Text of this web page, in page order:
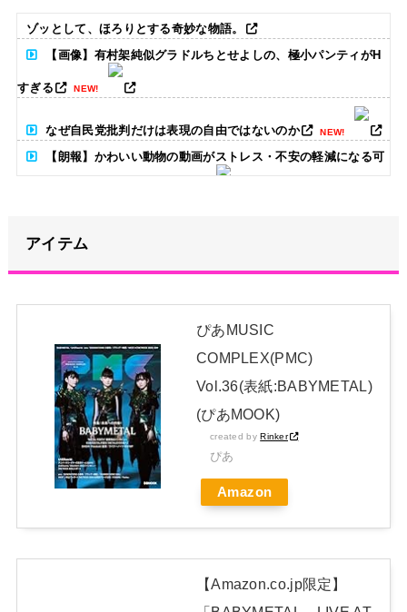
ゾッとして、ほろりとする奇妙な物語。
【画像】有村架純似グラドルちとせよしの、極小パンティがH
すぎる NEW!
なぜ自民党批判だけは表現の自由ではないのか NEW!
【朗報】かわいい動物の動画がストレス・不安の軽減になる可
【朗報】高瀬くるみ＆浅倉樹々がランチ「ききちゃんって呼ん
で？今日から友達ね！」
日本独自企画・限定生産盤「METAL FORTH (DELUXE
JAPAN EDITION)」着弾
【BABYMETAL】METAL FORTH DELUXE JAPAN EDITION
アイテム
ぴあMUSIC
COMPLEX(PMC)
Vol.36(表紙:BABYMETAL)
(ぴあMOOK)
created byRinker
ぴあ
Amazon
【Amazon.co.jp限定】